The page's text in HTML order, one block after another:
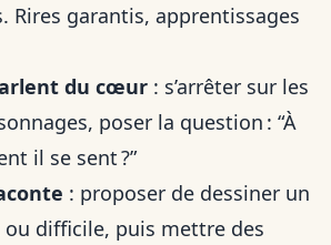
Rires garantis, apprentissages
du cœur : s’arrêter sur les
poser la question : “À
il se sent ?”
: proposer de dessiner un
difficile, puis mettre des